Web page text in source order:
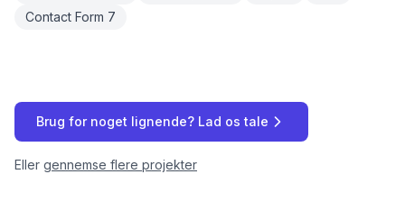
Contact Form 7
Brug for noget lignende? Lad os tale
Eller gennemse flere projekter